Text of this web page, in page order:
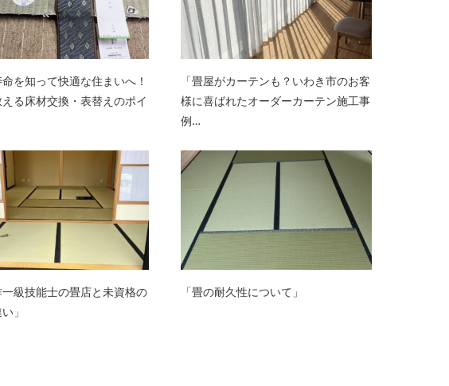
命を知って快適な住まいへ！
る床材交換・表替えのポイ
「畳屋がカーテンも？いわき市のお客
様に喜ばれたオーダーカーテン施工事
例…
一級技能士の畳店と未資格の
」
「畳の耐久性について」